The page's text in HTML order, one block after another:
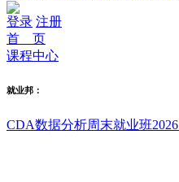
登录 注册
首 页
课程中心
就业邦：
CDA数据分析周末就业班2026